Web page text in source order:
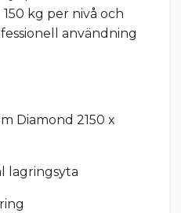
kg per nivå och
användning
Diamond 2150 x
lagringsyta